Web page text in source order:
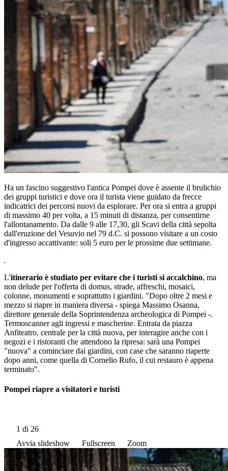
Ha un fascino suggestivo l'antica Pompei dove è assente il brulichio
dei gruppi turistici e dove ora il turista viene guidato da frecce
indicatrici dei percorsi nuovi da esplorare. Per ora si entra a gruppi
di massimo 40 per volta, a 15 minuti di distanza, per consentirne
l'allontanamento. Da dalle 9 alle 17,30, gli Scavi della città sepolta
dall'eruzione del Vesuvio nel 79 d.C. si possono visitare a un costo
d'ingresso accattivante: soli 5 euro per le prossime due settimane.
L'itinerario è studiato per evitare che i turisti si accalchino, ma
non delude per l'offerta di domus, strade, affreschi, mosaici,
colonne, monumenti e soprattutto i giardini. "Dopo oltre 2 mesi e
mezzo si riapre in maniera diversa - spiega Massimo Osanna,
direttore generale della Soprintendenza archeologica di Pompei -.
Termoscanner agli ingressi e mascherine. Entrata da piazza
Anfiteatro, centrale per la città nuova, per interagire anche con i
negozi e i ristoranti che attendono la ripresa: sarà una Pompei
"nuova" a cominciare dai giardini, con case che saranno riaperte
dopo anni, come quella di Cornelio Rufo, il cui restauro è appena
terminato".
Pompei riapre a visitatori e turisti
1 di 26
Avvia slideshow
Fullscreen Zoom